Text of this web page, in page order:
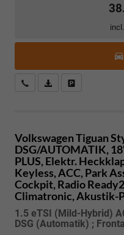
Kostenloser Rückruf-Service
PDF-Datei,
Volkswagen Tiguan
DSG/AUTOMATIK,
PLUS, Elektr.
Keyless, ACC, Park
Cockpit, Radio
Climatronic, Akustik-
1.5 eTSI (Mild-Hybrid)
DSG (Automatik) ;